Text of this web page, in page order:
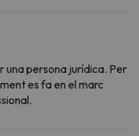
persona jurídica. Per
es fa en el marc